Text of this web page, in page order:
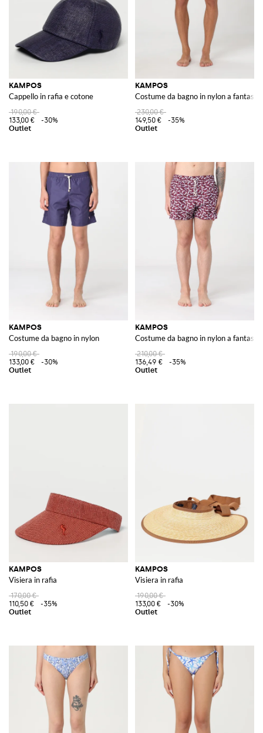
KAMPOS
Cappello in rafia e cotone
190,00 €
133,00 €
-30%
KAMPOS
Costume da bagno in nylon a fantasia
230,00 €
149,50 €
-35%
KAMPOS
Costume da bagno in nylon
190,00 €
133,00 €
-30%
KAMPOS
Costume da bagno in nylon a fantasia
210,00 €
136,49 €
-35%
KAMPOS
Visiera in rafia
170,00 €
110,50 €
-35%
KAMPOS
Visiera in rafia
190,00 €
133,00 €
-30%